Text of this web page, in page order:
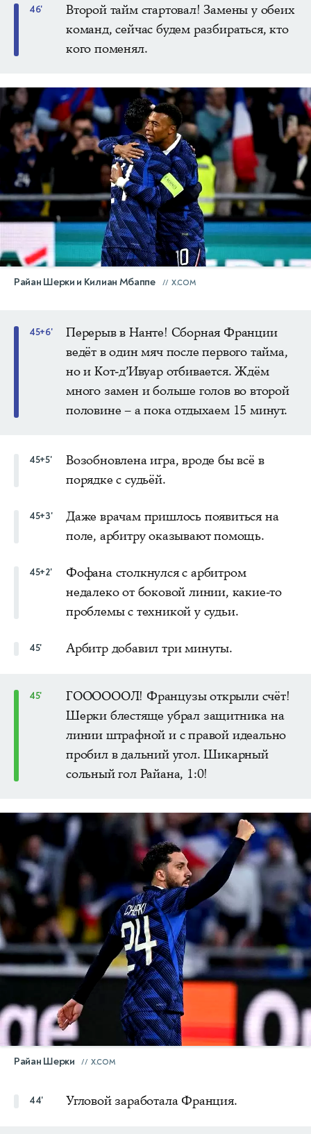
46'
Второй тайм стартовал! Замены у обеих
команд, сейчас будем разбираться, кто
кого поменял.
Райан Шерки и Килиан Мбаппе X.COM
45+6'
Перерыв в Нанте! Сборная Франции
ведёт в один мяч после первого тайма,
но и Кот-д’Ивуар отбивается. Ждём
много замен и больше голов во второй
половине – а пока отдыхаем 15 минут.
45+5'
Возобновлена игра, вроде бы всё в
порядке с судьёй.
45+3'
Даже врачам пришлось появиться на
поле, арбитру оказывают помощь.
45+2'
Фофана столкнулся с арбитром
недалеко от боковой линии, какие-то
проблемы с техникой у судьи.
45' Арбитр добавил три минуты.
45'
ГООООООЛ! Французы открыли счёт!
Шерки блестяще убрал защитника на
линии штрафной и с правой идеально
пробил в дальний угол. Шикарный
сольный гол Райана, 1:0!
Райан Шерки X.COM
44' Угловой заработала Франция.